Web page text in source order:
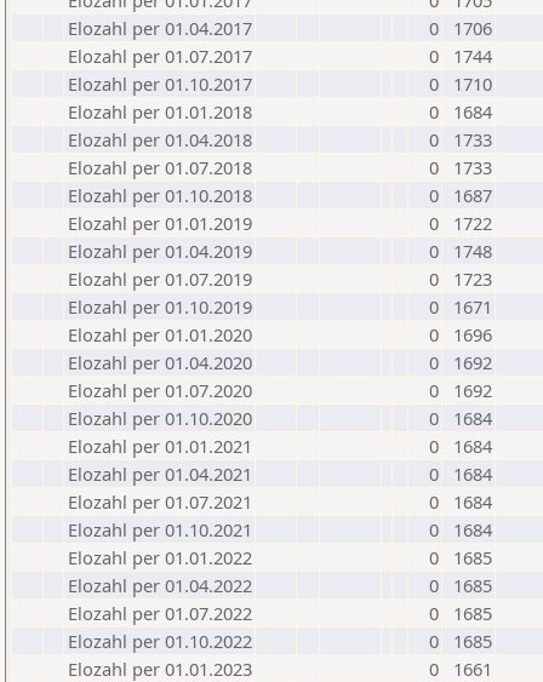
Elozahl per 01.04.2017
0
1706
Elozahl per 01.07.2017
0
1744
Elozahl per 01.10.2017
0
1710
Elozahl per 01.01.2018
0
1684
Elozahl per 01.04.2018
0
1733
Elozahl per 01.07.2018
0
1733
Elozahl per 01.10.2018
0
1687
Elozahl per 01.01.2019
0
1722
Elozahl per 01.04.2019
0
1748
Elozahl per 01.07.2019
0
1723
Elozahl per 01.10.2019
0
1671
Elozahl per 01.01.2020
0
1696
Elozahl per 01.04.2020
0
1692
Elozahl per 01.07.2020
0
1692
Elozahl per 01.10.2020
0
1684
Elozahl per 01.01.2021
0
1684
Elozahl per 01.04.2021
0
1684
Elozahl per 01.07.2021
0
1684
Elozahl per 01.10.2021
0
1684
Elozahl per 01.01.2022
0
1685
Elozahl per 01.04.2022
0
1685
Elozahl per 01.07.2022
0
1685
Elozahl per 01.10.2022
0
1685
Elozahl per 01.01.2023
0
1661